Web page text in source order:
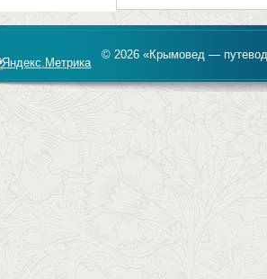
© 2026 «Крымовед —